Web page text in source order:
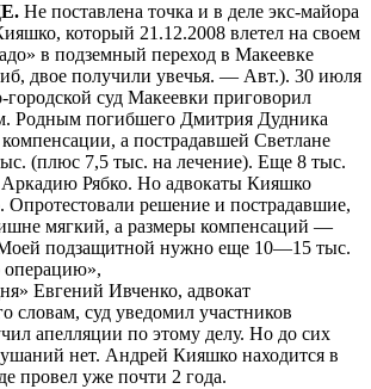
Не поставлена точка и в деле экс-майора
который 21.12.2008 влетел на своем
в подземный переход в Макеевке
двое получили увечья. — Авт.). 30 июля
городской суд Макеевки приговорил
Родным погибшего Дмитрия Дудника
а пострадавшей Светлане
(плюс 7,5 тыс. на лечение). Еще 8 тыс.
Рябко. Но адвокаты Кияшко
Опротестовали решение и пострадавшие,
мягкий, а размеры компенсаций —
подзащитной нужно еще 10—15 тыс.
операцию»,
Евгений Ивченко, адвокат
словам, суд уведомил участников
апелляции по этому делу. Но до сих
нет. Андрей Кияшко находится в
провел уже почти 2 года.